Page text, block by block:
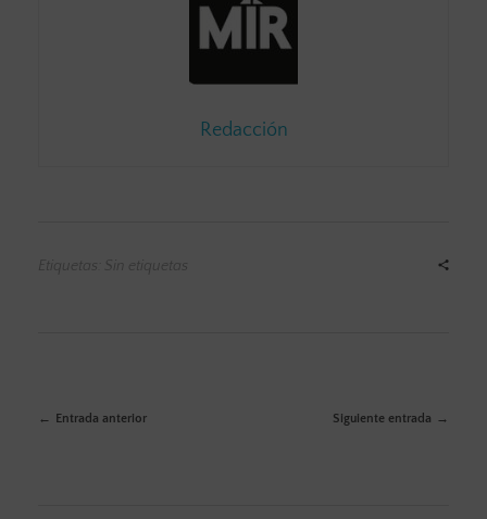
Redacción
Etiquetas: Sin etiquetas
Entrada anterior Siguiente entrada